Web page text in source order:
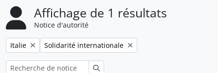
Affichage de 1 résultats
Notice d'autorité
Remove filter:
Italie Remove filter:
Solidarité internationale